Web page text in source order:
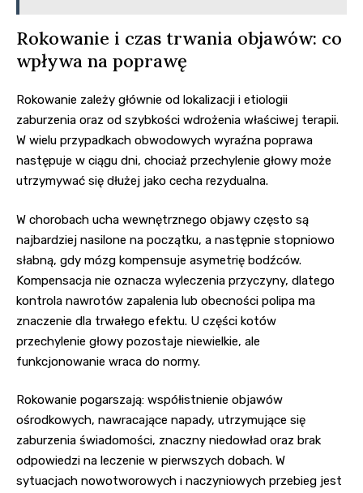
Rokowanie i czas trwania objawów: co
wpływa na poprawę
Rokowanie zależy głównie od lokalizacji i etiologii
zaburzenia oraz od szybkości wdrożenia właściwej terapii.
W wielu przypadkach obwodowych wyraźna poprawa
następuje w ciągu dni, chociaż przechylenie głowy może
utrzymywać się dłużej jako cecha rezydualna.
W chorobach ucha wewnętrznego objawy często są
najbardziej nasilone na początku, a następnie stopniowo
słabną, gdy mózg kompensuje asymetrię bodźców.
Kompensacja nie oznacza wyleczenia przyczyny, dlatego
kontrola nawrotów zapalenia lub obecności polipa ma
znaczenie dla trwałego efektu. U części kotów
przechylenie głowy pozostaje niewielkie, ale
funkcjonowanie wraca do normy.
Rokowanie pogarszają: współistnienie objawów
ośrodkowych, nawracające napady, utrzymujące się
zaburzenia świadomości, znaczny niedowład oraz brak
odpowiedzi na leczenie w pierwszych dobach. W
sytuacjach nowotworowych i naczyniowych przebieg jest